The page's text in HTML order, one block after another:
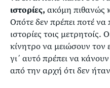
ιστορίες, ακόμη πιθανώς
Οπότε δεν πρέπει ποτέ να
ιστορίες τοις μετρητοίς.
κίνητρο να μειώσουν τον
γι΄ αυτό πρέπει να
από την αρχή ότι δεν